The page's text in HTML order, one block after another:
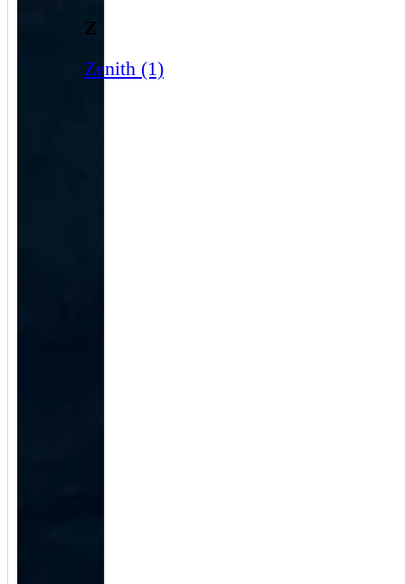
Z
Zenith (1)